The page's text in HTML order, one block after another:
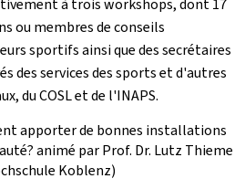
à trois workshops, dont 17
ou membres de conseils
sportifs ainsi que des secrétaires
des services des sports et d'autres
du COSL et de l'INAPS.
apporter de bonnes installations
animé par Prof. Dr. Lutz Thieme
Koblenz)